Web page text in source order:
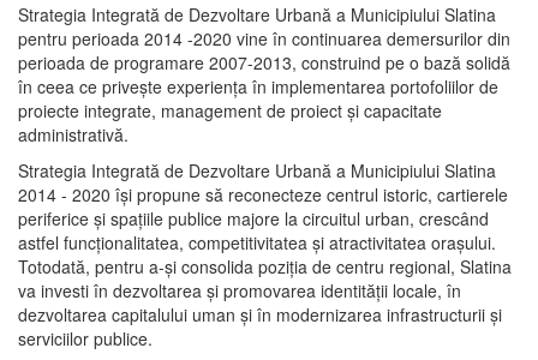
Strategia Integrată de Dezvoltare Urbană a Municipiului Slatina
pentru perioada 2014 -2020 vine în continuarea demersurilor din
perioada de programare 2007-2013, construind pe o bază solidă
în ceea ce priveşte experienţa în implementarea portofoliilor de
proiecte integrate, management de proiect și capacitate
administrativă.
Strategia Integrată de Dezvoltare Urbană a Municipiului Slatina
2014 - 2020 își propune să reconecteze centrul istoric, cartierele
periferice şi spaţiile publice majore la circuitul urban, crescând
astfel funcţionalitatea, competitivitatea şi atractivitatea oraşului.
Totodată, pentru a-şi consolida poziţia de centru regional, Slatina
va investi în dezvoltarea şi promovarea identităţii locale, în
dezvoltarea capitalului uman şi în modernizarea infrastructurii şi
serviciilor publice.